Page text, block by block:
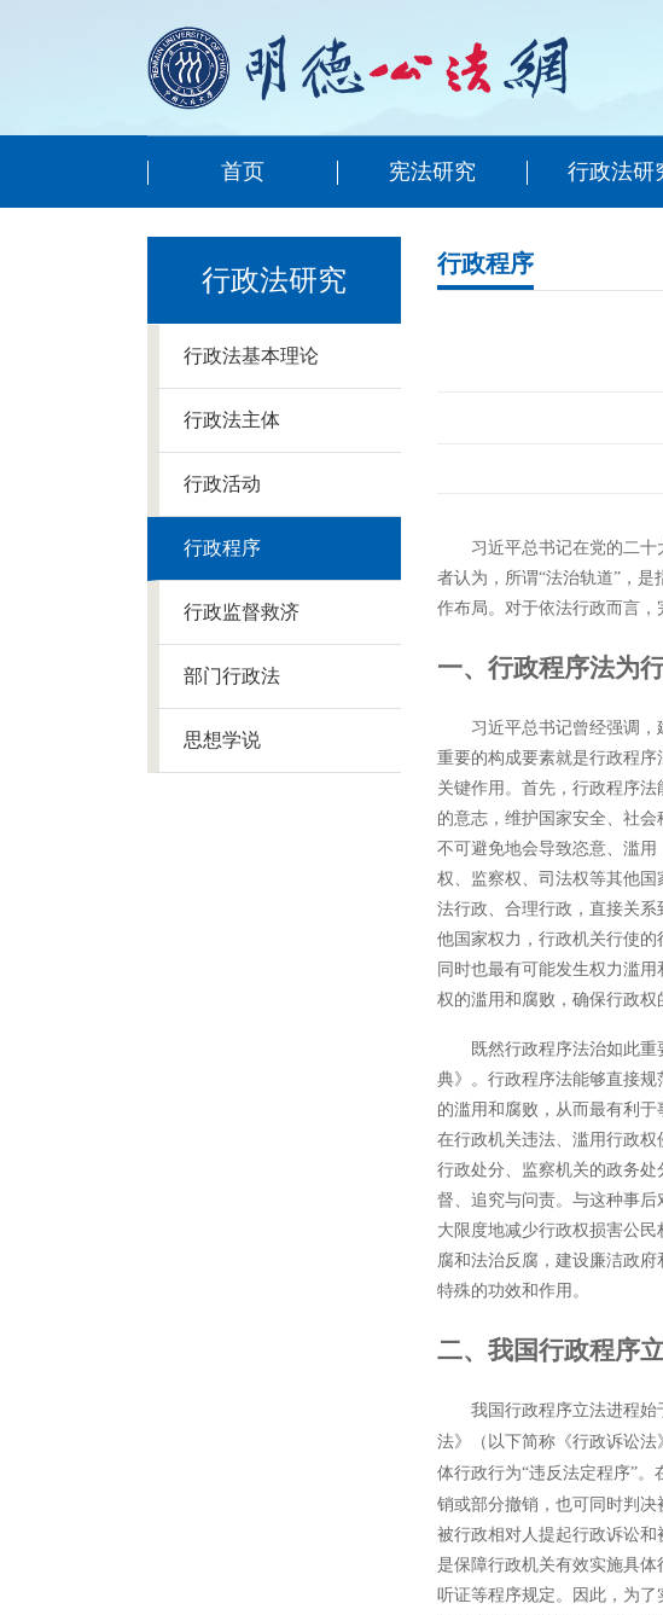
首页 宪法研究 行政法研
行政法研究
行政法基本理论
行政法主体
行政活动
行政程序
行政监督救济
部门行政法
思想学说
行政程序
习近平总书记在党的二
者认为，所谓“法治轨道”，
作布局。对于依法行政而言，
一、行政程序法为
习近平总书记曾经强调
重要的构成要素就是行政程
关键作用。首先，行政程序
的意志，维护国家安全、社
不可避免地会导致恣意、滥
权、监察权、司法权等其他
法行政、合理行政，直接关
他国家权力，行政机关行使
同时也最有可能发生权力滥
权的滥用和腐败，确保行政权
既然行政程序法治如此
典》。行政程序法能够直接
的滥用和腐败，从而最有利
在行政机关违法、滥用行政
行政处分、监察机关的政务
督、追究与问责。与这种事
大限度地减少行政权损害公
腐和法治反腐，建设廉洁政
特殊的功效和作用。
二、我国行政程序
我国行政程序立法进程始
法》（以下简称《行政诉讼法
体行政行为“违反法定程序”。
销或部分撤销，也可同时判
被行政相对人提起行政诉讼
是保障行政机关有效实施具
听证等程序规定。因此，为